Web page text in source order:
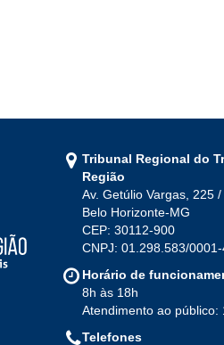
Tribunal Regional do
Região
Av. Getúlio Vargas, 225
Belo Horizonte-MG
CEP: 30112-900
CNPJ: 01.298.583/0001-
Horário de
8h às 18h
Atendimento ao público:
Telefones